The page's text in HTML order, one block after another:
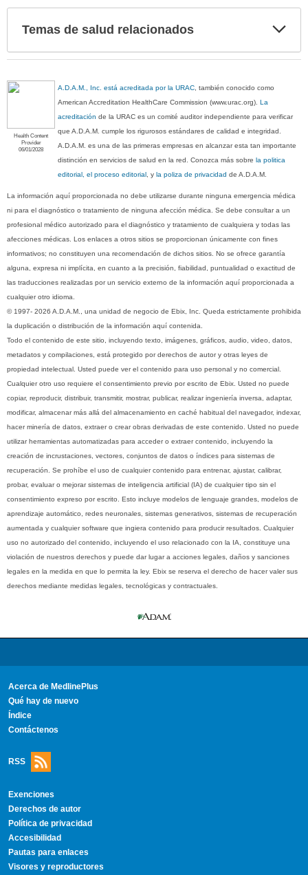
Temas de salud relacionados
Health Content
Provider
06/01/2028
A.D.A.M., Inc. está acreditada por la URAC , también conocido como
American Accreditation HealthCare Commission (www.urac.org).La
acreditación de la URAC es un comité auditor independiente para verificar
que A.D.A.M. cumple los rigurosos estándares de calidad e integridad.
A.D.A.M. es una de las primeras empresas en alcanzar esta tan importante
distinción en servicios de salud en la red. Conozca más sobrela politica
editorial, el proceso editorial , yla poliza de privacidad de A.D.A.M.
La información aquí proporcionada no debe utilizarse durante ninguna emergencia médica
ni para el diagnóstico o tratamiento de ninguna afección médica. Se debe consultar a un
profesional médico autorizado para el diagnóstico y tratamiento de cualquiera y todas las
afecciones médicas. Los enlaces a otros sitios se proporcionan únicamente con fines
informativos; no constituyen una recomendación de dichos sitios. No se ofrece garantía
alguna, expresa ni implícita, en cuanto a la precisión, fiabilidad, puntualidad o exactitud de
las traducciones realizadas por un servicio externo de la información aquí proporcionada a
cualquier otro idioma.
© 1997- 2026 A.D.A.M., una unidad de negocio de Ebix, Inc. Queda estrictamente prohibida
la duplicación o distribución de la información aquí contenida.
Todo el contenido de este sitio, incluyendo texto, imágenes, gráficos, audio, video, datos,
metadatos y compilaciones, está protegido por derechos de autor y otras leyes de
propiedad intelectual. Usted puede ver el contenido para uso personal y no comercial.
Cualquier otro uso requiere el consentimiento previo por escrito de Ebix. Usted no puede
copiar, reproducir, distribuir, transmitir, mostrar, publicar, realizar ingeniería inversa, adaptar,
modificar, almacenar más allá del almacenamiento en caché habitual del navegador, indexar,
hacer minería de datos, extraer o crear obras derivadas de este contenido. Usted no puede
utilizar herramientas automatizadas para acceder o extraer contenido, incluyendo la
creación de incrustaciones, vectores, conjuntos de datos o índices para sistemas de
recuperación. Se prohíbe el uso de cualquier contenido para entrenar, ajustar, calibrar,
probar, evaluar o mejorar sistemas de inteligencia artificial (IA) de cualquier tipo sin el
consentimiento expreso por escrito. Esto incluye modelos de lenguaje grandes, modelos de
aprendizaje automático, redes neuronales, sistemas generativos, sistemas de recuperación
aumentada y cualquier software que ingiera contenido para producir resultados. Cualquier
uso no autorizado del contenido, incluyendo el uso relacionado con la IA, constituye una
violación de nuestros derechos y puede dar lugar a acciones legales, daños y sanciones
legales en la medida en que lo permita la ley. Ebix se reserva el derecho de hacer valer sus
derechos mediante medidas legales, tecnológicas y contractuales.
Acerca de MedlinePlus
Qué hay de nuevo
Índice
Contáctenos
RSS
Exenciones
Derechos de autor
Política de privacidad
Accesibilidad
Pautas para enlaces
Visores y reproductores